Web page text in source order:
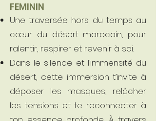
FEMININ
Une traversée hors du temps au
cœur du désert marocain, pour
ralentir, respirer et revenir à soi.
Dans le silence et l’immensité du
désert, cette immersion t’invite à
déposer les masques, relâcher
les tensions et te reconnecter à